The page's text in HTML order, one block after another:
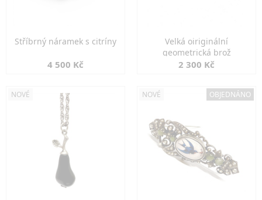
Stříbrný náramek s citríny
4 500 Kč
Velká oiriginální
geometrická brož
2 300 Kč
NOVÉ NOVÉ OBJEDNÁNO